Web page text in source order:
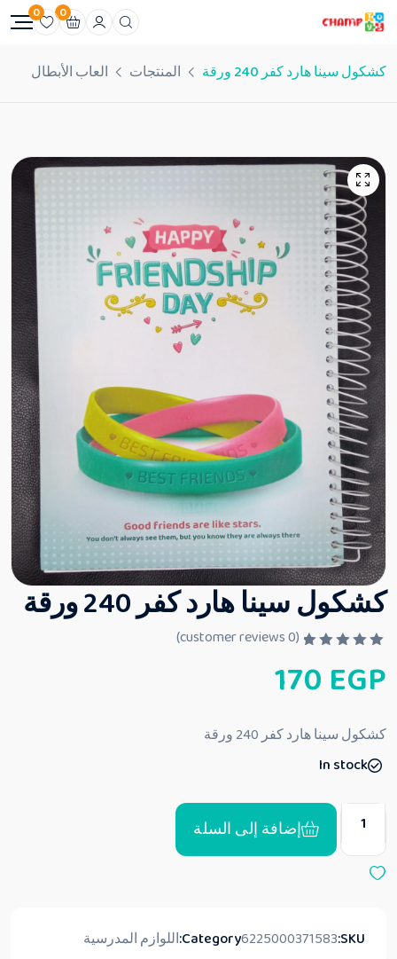
0
0
كشكول سينا هارد كفر 240 ورقة المنتجات العاب الأبطال
كشكول سينا هارد كفر 240 ورقة
م
ا
ي
م
ن
(
0
170 EGP
كشكول سينا هارد كفر 240 ورقة
In stock
إضافة إلى السلة
SKU:
6225000371583
Category: اللوازم المدرسية